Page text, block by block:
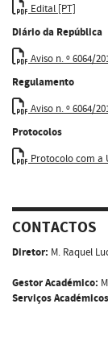
Edital [PT]
Diário da República
Aviso n. º 6064/
Regulamento
Aviso n. º 6064/
Protocolos
Protocolo com a
CONTACTOS
Diretor: M. Raquel
Gestor Académico:
Serviços